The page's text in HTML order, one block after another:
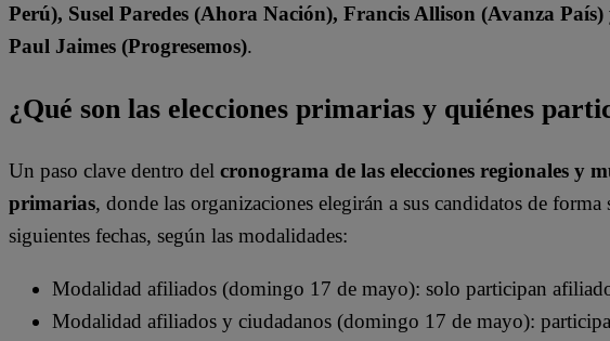
Perú), Susel Paredes (Ahora Nación), Francis Allison (Avanza
Paul Jaimes (Progresemos).
¿Qué son las elecciones primarias y quiénes
Un paso clave dentro del cronograma de las elecciones regionales y
primarias, donde las organizaciones elegirán a sus candidatos de forma
siguientes fechas, según las modalidades:
Modalidad afiliados (domingo 17 de mayo): solo participan
Modalidad afiliados y ciudadanos (domingo 17 de mayo):